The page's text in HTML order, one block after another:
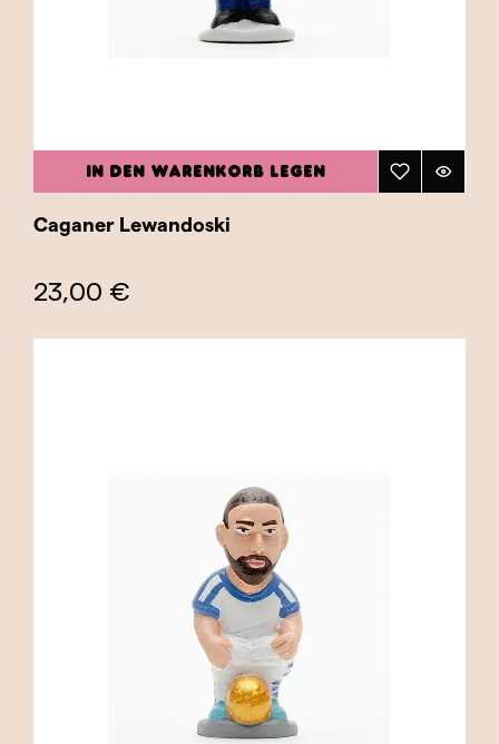
IN DEN WARENKORB LEGEN
Caganer Lewandoski
23,00 €